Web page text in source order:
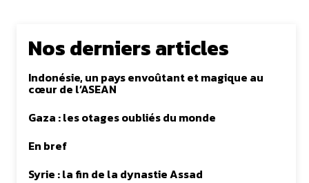
Nos derniers articles
Indonésie, un pays envoûtant et magique au
cœur de l’ASEAN
Gaza : les otages oubliés du monde
En bref
Syrie : la fin de la dynastie Assad